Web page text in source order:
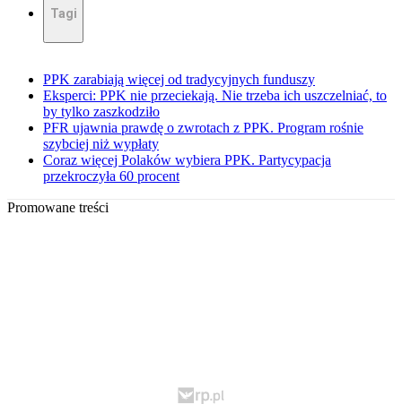
Tagi
PPK zarabiają więcej od tradycyjnych funduszy
Eksperci: PPK nie przeciekają. Nie trzeba ich uszczelniać, to
by tylko zaszkodziło
PFR ujawnia prawdę o zwrotach z PPK. Program rośnie
szybciej niż wypłaty
Coraz więcej Polaków wybiera PPK. Partycypacja
przekroczyła 60 procent
Promowane treści